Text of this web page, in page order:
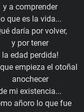
y a comprender
que es la vida...
daría por volver,
y por tener
la edad perdida!
empieza el otoñal
anochecer
mi existencia...
añoro lo que fue